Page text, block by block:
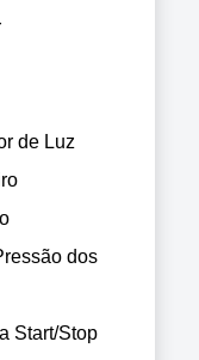
de Luz
dos
Start/Stop